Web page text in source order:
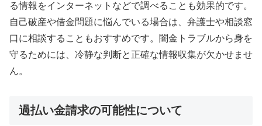
る情報をインターネットなどで調べることも効果的です。
自己破産や借金問題に悩んでいる場合は、弁護士や相談窓
口に相談することもおすすめです。闇金トラブルから身を
守るためには、冷静な判断と正確な情報収集が欠かせませ
ん。
過払い金請求の可能性について